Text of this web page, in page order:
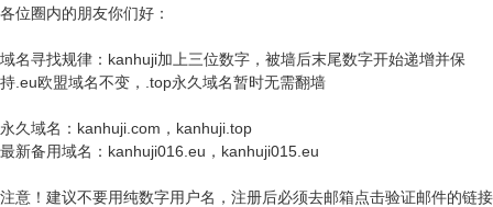
各位圈内的朋友你们好：
域名寻找规律：kanhuji加上三位数字，被墙后末尾数字开始递增并保
持.eu欧盟域名不变，.top永久域名暂时无需翻墙
永久域名：kanhuji.com，kanhuji.top
最新备用域名：kanhuji016.eu，kanhuji015.eu
注意！建议不要用纯数字用户名，注册后必须去邮箱点击验证邮件的链接